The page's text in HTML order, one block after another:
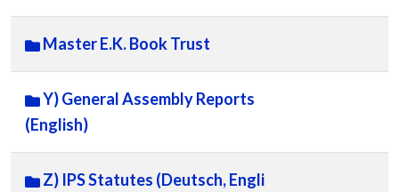
Master E.K. Book Trust
Y) General Assembly Reports
(English)
Z) IPS Statutes (Deutsch, Engli